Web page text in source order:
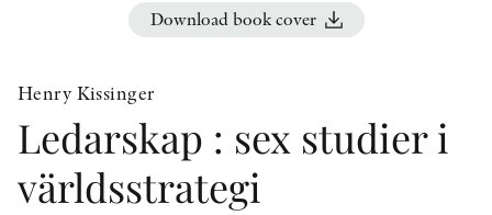
Download book cover
Henry Kissinger
Ledarskap : sex studier i
världsstrategi